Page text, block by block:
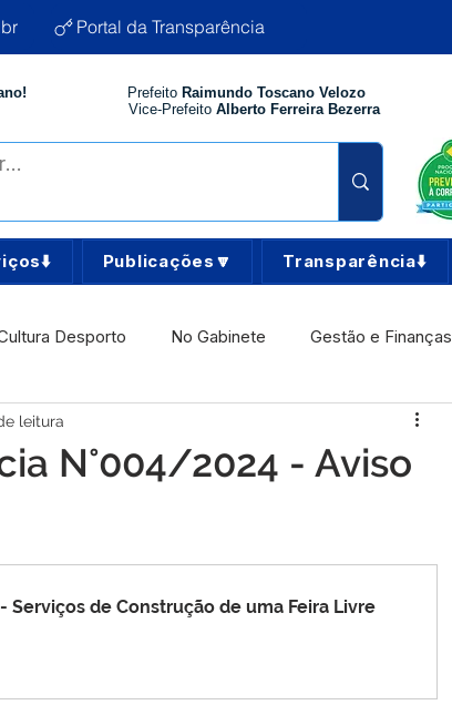
Portal da Transparência
Prefeito Raimundo Toscano Velozo
Vice-Prefeito Alberto Ferreira Bezerra
Publicações🔽 Transparência⬇️
Desporto No Gabinete Gestão e Finanças
Meio Ambiente
e Parcerias Defesa Civil Emenda Parlamentar
N°004/2024 - Aviso
leitura
Serviços de Construção de uma Feira Livre